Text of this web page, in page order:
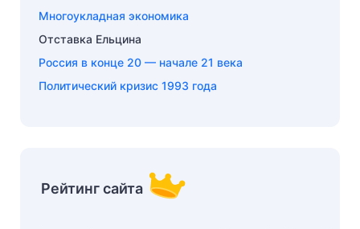
Многоукладная экономика
Отставка Ельцина
Россия в конце 20 — начале 21 века
Политический кризис 1993 года
Рейтинг сайта